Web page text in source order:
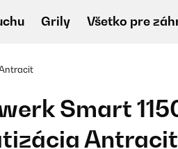
Grily Všetko pre
Smart
Antracit